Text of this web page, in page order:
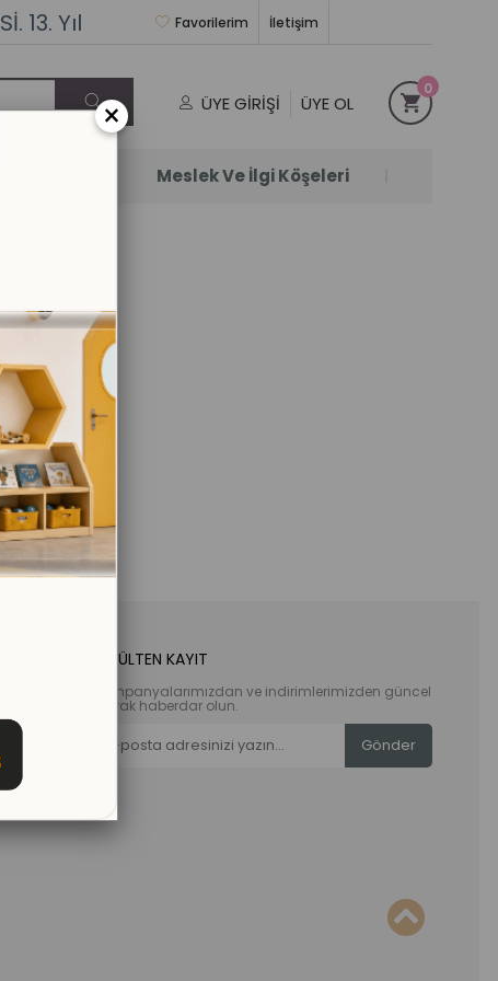
13. Yıl İletişim
Favorilerim
ÜYE GIRIŞI ÜYE OL
0
Meslek Ve İlgi Köşeleri
E-BÜLTEN KAYIT
Kampanyalarımızdan ve indirimlerimizden güncel
olarak haberdar olun.
Gönder
×